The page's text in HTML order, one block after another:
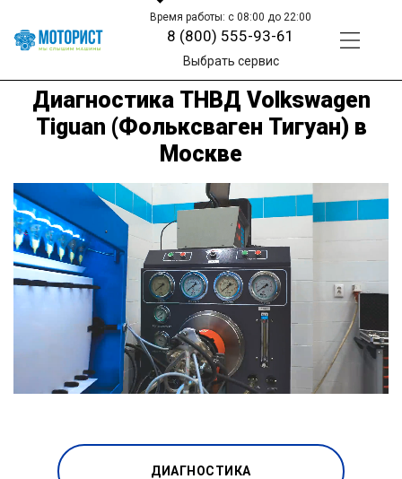
Время работы: с 08:00 до 22:00
8 (800) 555-93-61
Выбрать сервис
Диагностика ТНВД Volkswagen
Tiguan (Фольксваген Тигуан) в
Москве
ДИАГНОСТИКА